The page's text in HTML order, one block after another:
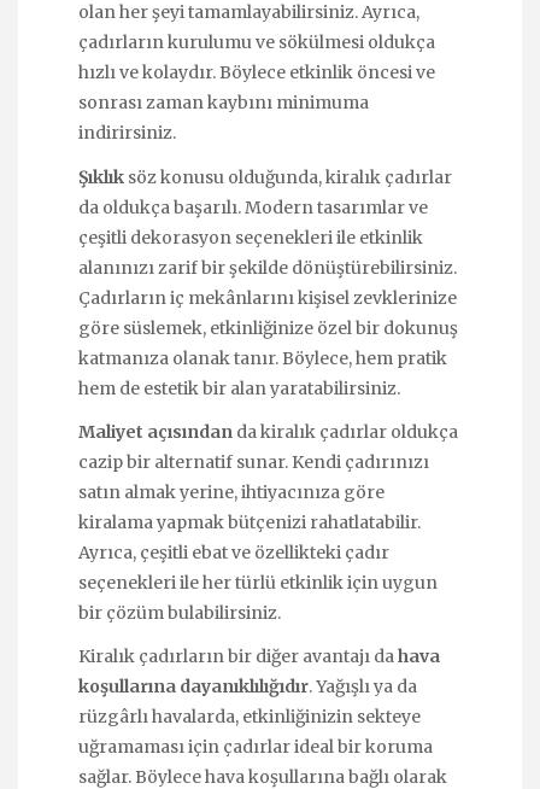
olan her şeyi tamamlayabilirsiniz. Ayrıca,
çadırların kurulumu ve sökülmesi oldukça
hızlı ve kolaydır. Böylece etkinlik öncesi ve
sonrası zaman kaybını minimuma
indirirsiniz.
Şıklık söz konusu olduğunda, kiralık çadırlar
da oldukça başarılı. Modern tasarımlar ve
çeşitli dekorasyon seçenekleri ile etkinlik
alanınızı zarif bir şekilde dönüştürebilirsiniz.
Çadırların iç mekânlarını kişisel zevklerinize
göre süslemek, etkinliğinize özel bir dokunuş
katmanıza olanak tanır. Böylece, hem pratik
hem de estetik bir alan yaratabilirsiniz.
Maliyet açısından da kiralık çadırlar oldukça
cazip bir alternatif sunar. Kendi çadırınızı
satın almak yerine, ihtiyacınıza göre
kiralama yapmak bütçenizi rahatlatabilir.
Ayrıca, çeşitli ebat ve özellikteki çadır
seçenekleri ile her türlü etkinlik için uygun
bir çözüm bulabilirsiniz.
Kiralık çadırların bir diğer avantajı dahava
koşullarına dayanıklılığıdır. Yağışlı ya da
rüzgârlı havalarda, etkinliğinizin sekteye
uğramaması için çadırlar ideal bir koruma
sağlar. Böylece hava koşullarına bağlı olarak